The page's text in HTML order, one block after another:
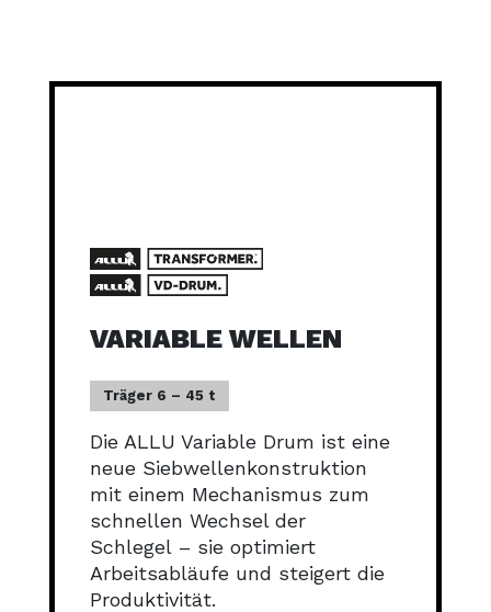
VARIABLE WELLEN
Träger 6 – 45 t
Die ALLU Variable Drum ist eine
neue Siebwellenkonstruktion
mit einem Mechanismus zum
schnellen Wechsel der
Schlegel – sie optimiert
Arbeitsabläufe und steigert die
Produktivität.